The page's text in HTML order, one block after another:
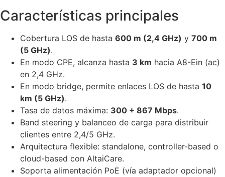
Características principales
Cobertura LOS de hasta 600 m (2,4 GHz) y 700 m
(5 GHz).
En modo CPE, alcanza hasta 3 km hacia A8-Ein (ac)
en 2,4 GHz.
En modo bridge, permite enlaces LOS de hasta 10
km (5 GHz).
Tasa de datos máxima: 300 + 867 Mbps.
Band steering y balanceo de carga para distribuir
clientes entre 2,4/5 GHz.
Arquitectura flexible: standalone, controller-based o
cloud-based con AltaiCare.
Soporta alimentación PoE (vía adaptador opcional)